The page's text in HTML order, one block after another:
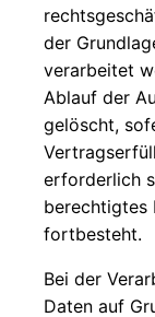
der
verarbeitet
Ablauf der
gelöscht,
erforderlich
berechtigtes
fortbesteht.
Bei der
Daten auf